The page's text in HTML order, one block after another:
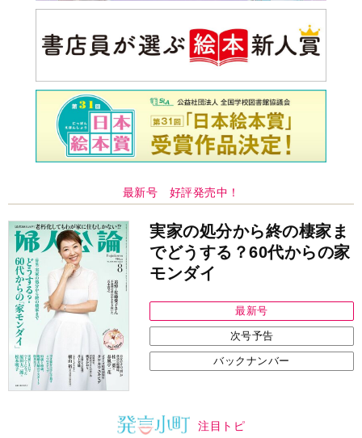
最新号 好評発売中！
実家の処分から終の棲家ま
でどうする？60代からの家
モンダイ
最新号
次号予告
バックナンバー
注目トピ